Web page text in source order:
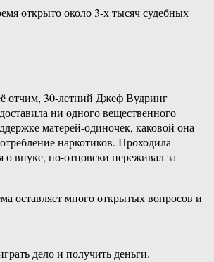
открыто около 3-х тысяч судебных
отчим, 30-летний Джеф Вудринг
ни одного вещественного
матерей-одиночек, каковой она
наркотиков. Проходила
внуке, по-отцовски переживал за
оставляет много открытых вопросов и
дело и получить деньги.